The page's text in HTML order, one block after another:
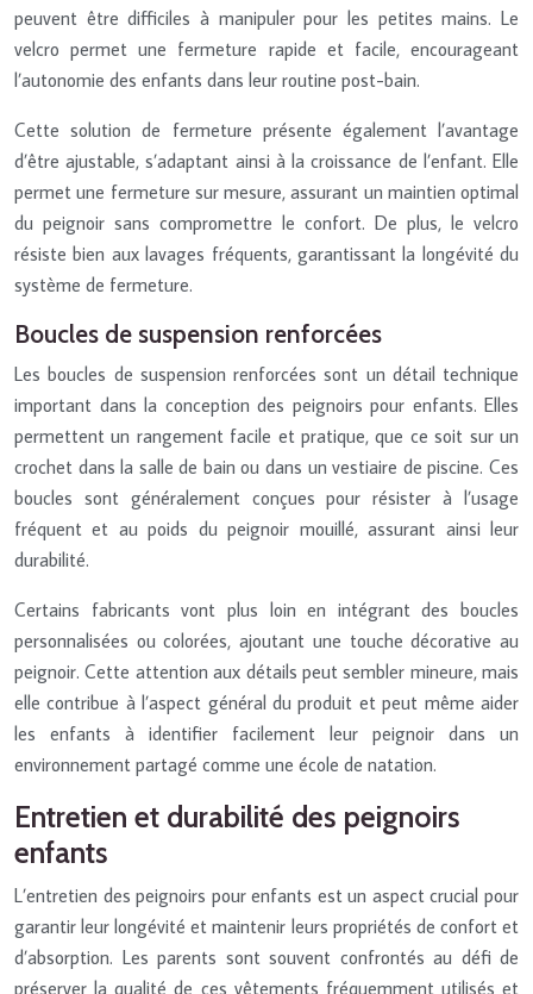
peuvent être difficiles à manipuler pour les petites mains. Le
velcro permet une fermeture rapide et facile, encourageant
l’autonomie des enfants dans leur routine post-bain.
Cette solution de fermeture présente également l’avantage
d’être ajustable, s’adaptant ainsi à la croissance de l’enfant. Elle
permet une fermeture sur mesure, assurant un maintien optimal
du peignoir sans compromettre le confort. De plus, le velcro
résiste bien aux lavages fréquents, garantissant la longévité du
système de fermeture.
Boucles de suspension renforcées
Les boucles de suspension renforcées sont un détail technique
important dans la conception des peignoirs pour enfants. Elles
permettent un rangement facile et pratique, que ce soit sur un
crochet dans la salle de bain ou dans un vestiaire de piscine. Ces
boucles sont généralement conçues pour résister à l’usage
fréquent et au poids du peignoir mouillé, assurant ainsi leur
durabilité.
Certains fabricants vont plus loin en intégrant des boucles
personnalisées ou colorées, ajoutant une touche décorative au
peignoir. Cette attention aux détails peut sembler mineure, mais
elle contribue à l’aspect général du produit et peut même aider
les enfants à identifier facilement leur peignoir dans un
environnement partagé comme une école de natation.
Entretien et durabilité des peignoirs
enfants
L’entretien des peignoirs pour enfants est un aspect crucial pour
garantir leur longévité et maintenir leurs propriétés de confort et
d’absorption. Les parents sont souvent confrontés au défi de
préserver la qualité de ces vêtements fréquemment utilisés et